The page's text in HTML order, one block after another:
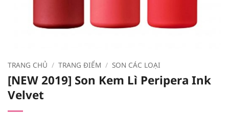
TRANG CHỦ / TRANG ĐIỂM / SON CÁC LOẠI
[NEW 2019] Son Kem Lì Peripera Ink
Velvet